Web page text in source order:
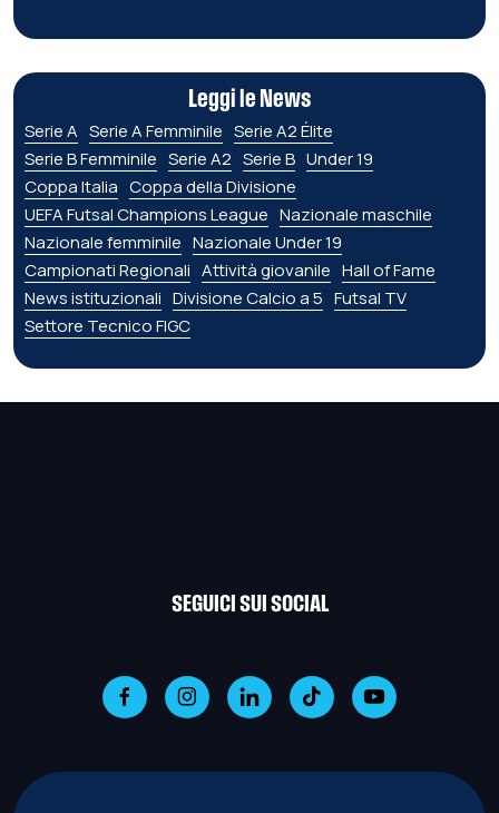
Leggi le News
Serie A Serie A Femminile Serie A2 Élite
Serie B Femminile Serie A2 Serie B Under 19
Coppa Italia Coppa della Divisione
UEFA Futsal Champions League Nazionale maschile
Nazionale femminile Nazionale Under 19
Campionati Regionali Attività giovanile Hall of Fame
News istituzionali Divisione Calcio a 5 Futsal TV
Settore Tecnico FIGC
SEGUICI SUI SOCIAL